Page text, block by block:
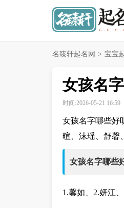
名臻轩起名网 > 宝宝
女孩名
时间:2026-05-21 16:59
女孩名字哪些好
暄、沫瑶、舒馨
女孩名字哪些
1.馨如、2.妍江